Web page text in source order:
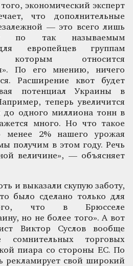
экономический эксперт
что дополнительные
— это всего лишь
по так называемым
европейцев группам
относится
По его мнению, ничего
Расширение квот будет
потенциал Украины в
теперь увеличится
до одного миллиона тонн в
много. Но что такое
менее 2% нашего урожая
получим в этом году. Речь
величине», — объясняет
и выказали скупую заботу,
было сделано только для
что в Брюсселе
но не более того». А вот
Виктор Суслов вообще
сомнительных торговых
пиара со стороны ЕС. По
рекламирует свой широкий